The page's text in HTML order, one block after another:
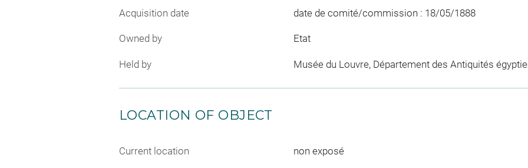
Acquisition date date de comité/commission : 18/05/1888
Owned by Etat
Held by Musée du Louvre, Département des Antiquités
LOCATION OF OBJECT
Current location non exposé